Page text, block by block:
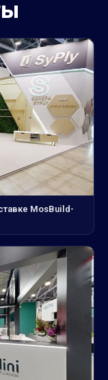
MosBuild-